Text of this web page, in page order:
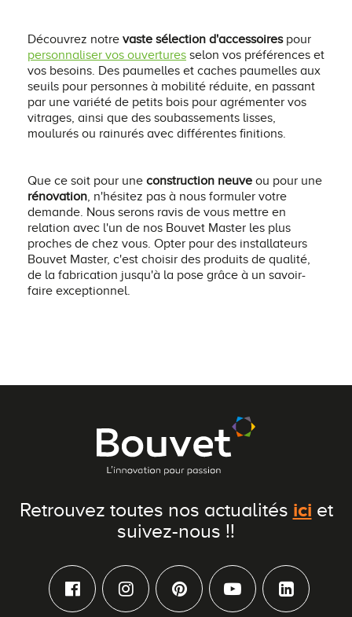
Découvrez notre vaste sélection d'accessoirespour
personnaliser vos ouvertures selon vos préférences et
vos besoins. Des paumelles et caches paumelles aux
seuils pour personnes à mobilité réduite, en passant
par une variété de petits bois pour agrémenter vos
vitrages, ainsi que des soubassements lisses,
moulurés ou rainurés avec différentes finitions.
Que ce soit pour une construction neuve ou pour une
rénovation, n'hésitez pas à nous formuler votre
demande. Nous serons ravis de vous mettre en
relation avec l'un de nos Bouvet Master les plus
proches de chez vous. Opter pour des installateurs
Bouvet Master, c'est choisir des produits de qualité,
de la fabrication jusqu'à la pose grâce à un savoir-
faire exceptionnel.
Retrouvez toutes nos actualités ici et
suivez-nous !!